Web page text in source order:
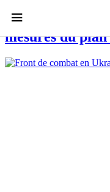
Guerre en
mesures du